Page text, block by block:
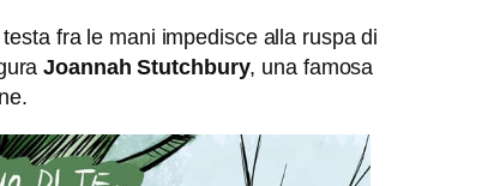
fra le mani impedisce alla ruspa di
Joannah Stutchbury, una famosa